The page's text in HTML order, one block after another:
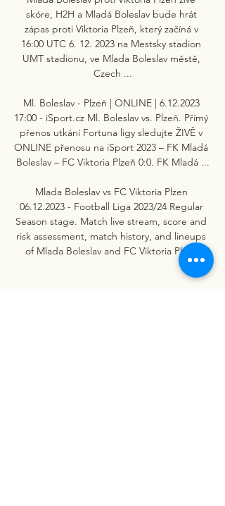
skóre, H2H a Mladá Boleslav bude hrát
zápas proti Viktoria Plzeň, který začíná v
16:00 UTC 6. 12. 2023 na Mestsky stadion
UMT stadionu, ve Mlada Boleslav městě,
Czech ...
Ml. Boleslav - Plzeň | ONLINE | 6.12.2023
17:00 - iSport.cz Ml. Boleslav vs. Plzeň. Přímý
přenos utkání Fortuna ligy sledujte ŽIVĚ v
ONLINE přenosu na iSport 2023 – FK Mladá
Boleslav – FC Viktoria Plzeň 0:0. FK Mladá ...
Mlada Boleslav vs FC Viktoria Plzen
06.12.2023 - Football Liga 2023/24 Regular
Season stage. Match live stream, score and
risk assessment, match history, and lineups
of Mlada Boleslav and FC Viktoria Plzen.